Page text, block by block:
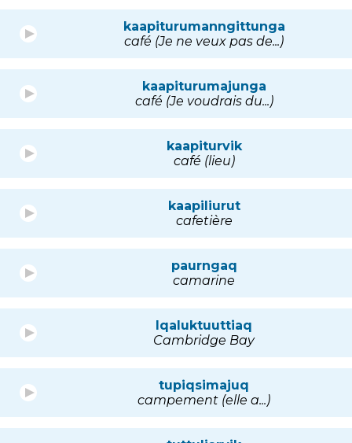
kaapiturumanngittunga
café (Je ne veux pas de...)
kaapiturumajunga
café (Je voudrais du...)
kaapiturvik
café (lieu)
kaapiliurut
cafetière
paurngaq
camarine
Iqaluktuuttiaq
Cambridge Bay
tupiqsimajuq
campement (elle a...)